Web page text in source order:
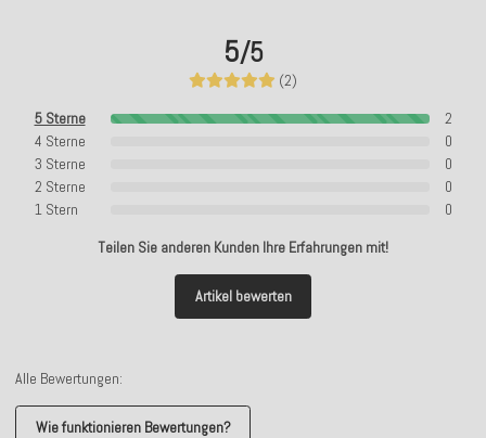
5/5
(2)
5 Sterne
2
4 Sterne
0
3 Sterne
0
2 Sterne
0
1 Stern
0
Teilen Sie anderen Kunden Ihre Erfahrungen mit!
Artikel bewerten
Alle Bewertungen:
Wie funktionieren Bewertungen?